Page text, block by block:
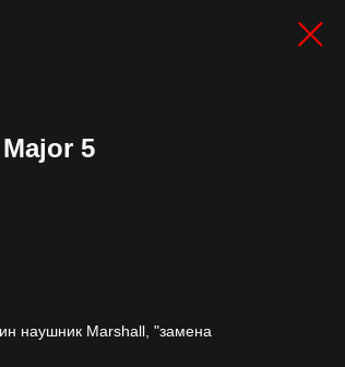
5
наушник Marshall, "замена